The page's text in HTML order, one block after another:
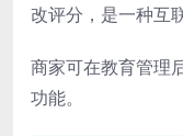
改评分，是一种互
商家可在教育管理
功能。